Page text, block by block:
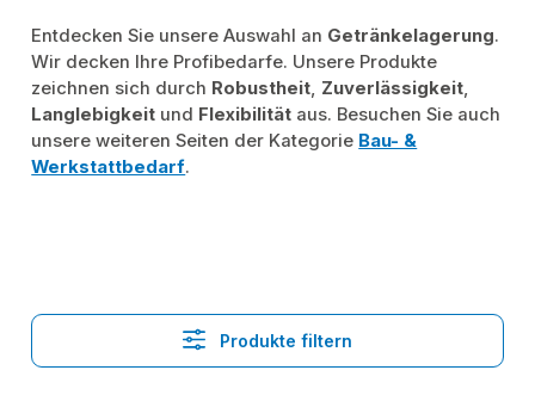
Entdecken Sie unsere Auswahl an Getränkelagerung.
Wir decken Ihre Profibedarfe. Unsere Produkte
zeichnen sich durch Robustheit, Zuverlässigkeit,
Langlebigkeit und Flexibilität aus. Besuchen Sie auch
unsere weiteren Seiten der Kategorie Bau- &
Werkstattbedarf.
Produkte filtern